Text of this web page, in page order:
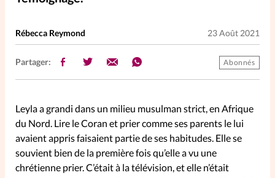
Lifestyle
PersonnElles
RelationnElles
Shopping Spi
Rébecca Reymond 23 Août 2021
Partager: Abonnés
Leyla a grandi dans un milieu musulman strict, en Afrique
du Nord. Lire le Coran et prier comme ses parents le lui
avaient appris faisaient partie de ses habitudes. Elle se
souvient bien de la première fois qu’elle a vu une
chrétienne prier. C’était à la télévision, et elle n’était